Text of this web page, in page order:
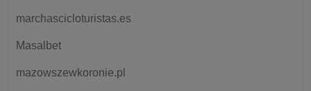
marchascicloturistas.es
Masalbet
mazowszewkoronie.pl